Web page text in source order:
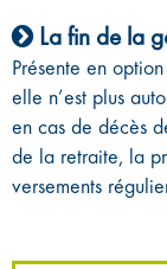
La fin de la
Présente en
elle n’est plus
en cas de décès
de la retraite, la
versements